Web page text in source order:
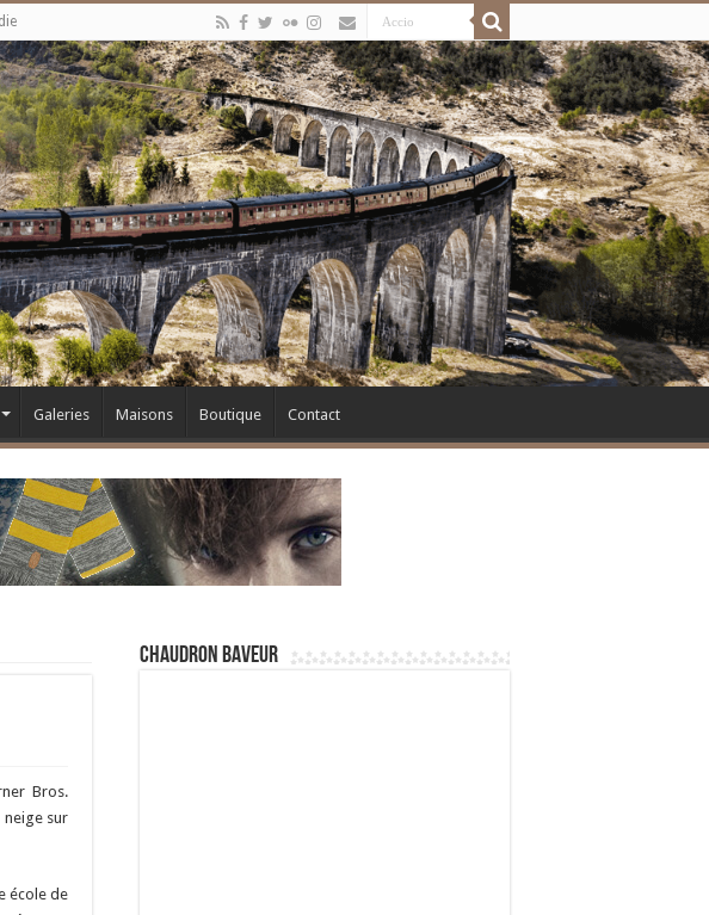
Galeries Maisons Boutique Contact
Bros.
sur
école de
Chaudron Baveur